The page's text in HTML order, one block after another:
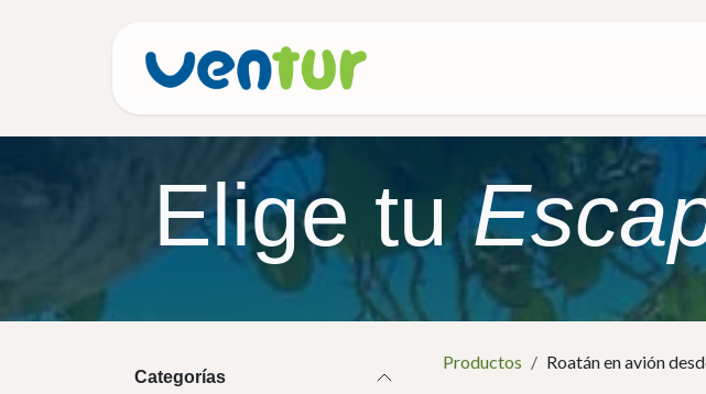
Elige tu
Categorías
Productos Roatán en avión